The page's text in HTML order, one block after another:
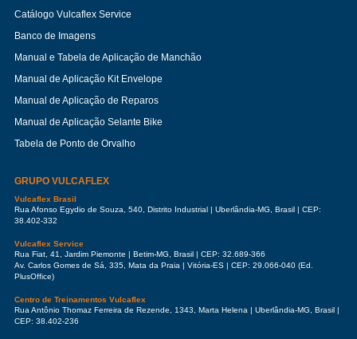
Catálogo Vulcaflex Service
Banco de Imagens
Manual e Tabela de Aplicação de Manchão
Manual de Aplicação Kit Envelope
Manual de Aplicação de Reparos
Manual de Aplicação Selante Bike
Tabela de Ponto de Orvalho
GRUPO VULCAFLEX
Vulcaflex Brasil
Rua Afonso Egydio de Souza, 540, Distrito Industrial | Uberlândia-MG, Brasil | CEP:
38.402-332
Vulcaflex Service
Rua Fiat, 41, Jardim Piemonte | Betim-MG, Brasil | CEP: 32.689-366
Av. Carlos Gomes de Sá, 335, Mata da Praia | Vitória-ES | CEP: 29.066-040 (Ed.
PlusOffice)
Centro de Treinamentos Vulcaflex
Rua Antônio Thomaz Ferreira de Rezende, 1343, Marta Helena | Uberlândia-MG, Brasil |
CEP: 38.402-236